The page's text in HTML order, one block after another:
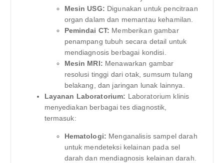
Mesin USG: Digunakan untuk pencitraan
organ dalam dan memantau kehamilan.
Pemindai CT: Memberikan gambar
penampang tubuh secara detail untuk
mendiagnosis berbagai kondisi.
Mesin MRI: Menawarkan gambar
resolusi tinggi dari otak, sumsum tulang
belakang, dan jaringan lunak lainnya.
Layanan Laboratorium: Laboratorium klinis
menyediakan berbagai tes diagnostik,
termasuk:
Hematologi: Menganalisis sampel darah
untuk mendeteksi kelainan pada sel
darah dan mendiagnosis kelainan darah.